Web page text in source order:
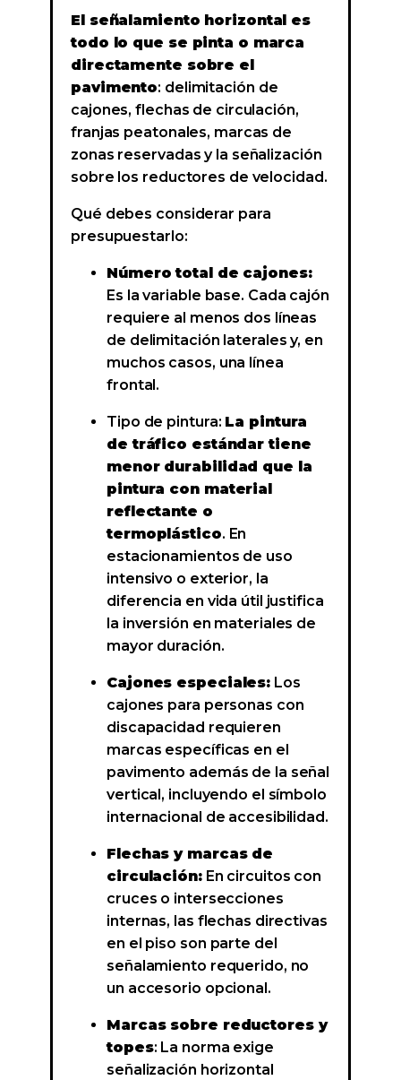
El señalamiento horizontal es
todo lo que se pinta o marca
directamente sobre el
pavimento: delimitación de
cajones, flechas de circulación,
franjas peatonales, marcas de
zonas reservadas y la señalización
sobre los reductores de velocidad.
Qué debes considerar para
presupuestarlo:
Número total de cajones:
Es la variable base. Cada cajón
requiere al menos dos líneas
de delimitación laterales y, en
muchos casos, una línea
frontal.
Tipo de pintura: La pintura
de tráfico estándar tiene
menor durabilidad que la
pintura con material
reflectante o
termoplástico. En
estacionamientos de uso
intensivo o exterior, la
diferencia en vida útil justifica
la inversión en materiales de
mayor duración.
Cajones especiales: Los
cajones para personas con
discapacidad requieren
marcas específicas en el
pavimento además de la señal
vertical, incluyendo el símbolo
internacional de accesibilidad.
Flechas y marcas de
circulación:En circuitos con
cruces o intersecciones
internas, las flechas directivas
en el piso son parte del
señalamiento requerido, no
un accesorio opcional.
Marcas sobre reductores y
topes: La norma exige
señalización horizontal